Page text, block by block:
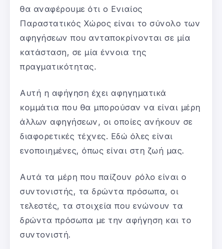
θα αναφέρουμε ότι ο Ενιαίος
Παραστατικός Χώρος είναι το σύνολο των
αφηγήσεων που ανταποκρίνονται σε μία
κατάσταση, σε μία έννοια της
πραγματικότητας.
Αυτή η αφήγηση έχει αφηγηματικά
κομμάτια που θα μπορούσαν να είναι μέρη
άλλων αφηγήσεων, οι οποίες ανήκουν σε
διαφορετικές τέχνες. Εδώ όλες είναι
ενοποιημένες, όπως είναι στη ζωή μας.
Αυτά τα μέρη που παίζουν ρόλο είναι ο
συντονιστής, τα δρώντα πρόσωπα, οι
τελεστές, τα στοιχεία που ενώνουν τα
δρώντα πρόσωπα με την αφήγηση και το
συντονιστή.